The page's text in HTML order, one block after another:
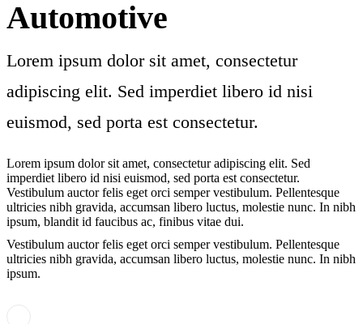
Automotive
Lorem ipsum dolor sit amet, consectetur
adipiscing elit. Sed imperdiet libero id nisi
euismod, sed porta est consectetur.
Lorem ipsum dolor sit amet, consectetur adipiscing elit. Sed
imperdiet libero id nisi euismod, sed porta est consectetur.
Vestibulum auctor felis eget orci semper vestibulum. Pellentesque
ultricies nibh gravida, accumsan libero luctus, molestie nunc. In nibh
ipsum, blandit id faucibus ac, finibus vitae dui.
Vestibulum auctor felis eget orci semper vestibulum. Pellentesque
ultricies nibh gravida, accumsan libero luctus, molestie nunc. In nibh
ipsum.